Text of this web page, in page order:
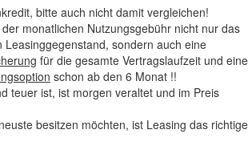
bitte auch nicht damit vergleichen!
monatlichen Nutzungsgebühr nicht nur das
Leasinggegenstand, sondern auch eine
für die gesamte Vertragslaufzeit und eine
schon ab den 6 Monat !!
teuer ist, ist morgen veraltet und im Preis
besitzen möchten, ist Leasing das richtige